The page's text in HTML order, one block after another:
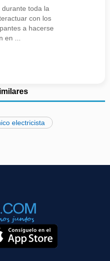
toda la
con los
a hacerse
en ...
electricista